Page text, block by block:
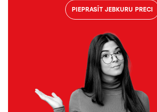
PIEPRASĪT JEBKURU PRECI